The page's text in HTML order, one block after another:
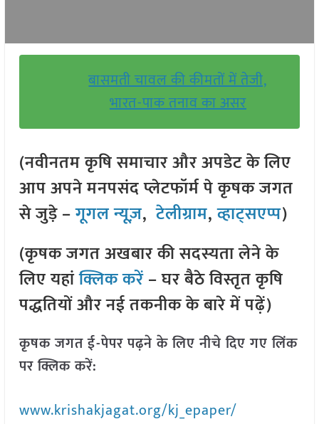
बासमती चावल की कीमतों में तेजी,
भारत-पाक तनाव का असर
(नवीनतम कृषि समाचार और अपडेट के लिए
आप अपने मनपसंद प्लेटफॉर्म पे कृषक जगत
से जुड़े –गूगल न्यूज़,टेलीग्राम,व्हाट्सएप्प)
(कृषक जगत अखबार की सदस्यता लेने के
लिए यहांक्लिक करें– घर बैठे विस्तृत कृषि
पद्धतियों और नई तकनीक के बारे में पढ़ें)
कृषक जगत ई-पेपर पढ़ने के लिए नीचे दिए गए लिंक
पर क्लिक करें:
www.krishakjagat.org/kj_epaper/